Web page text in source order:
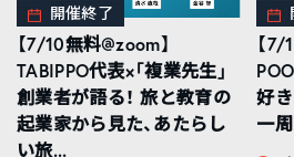
開催終了
【7/10無料@zoom】
TABIPPO代表×「複業先生」
創業者が語る！ 旅と教育の
起業家から見た、あたらし
い旅...
【
好
一